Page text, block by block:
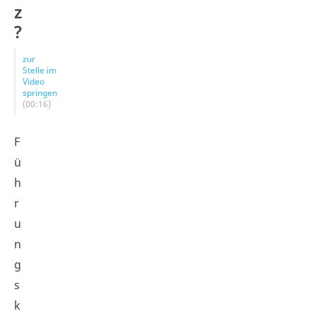
z
?
zur
Stelle im
Video
springen
(00:16)
F
ü
h
r
u
n
g
s
k